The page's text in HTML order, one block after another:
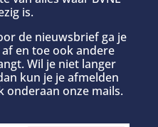
is.
de nieuwsbrief ga je
en toe ook andere
Wil je niet langer
kun je je afmelden
onderaan onze mails.